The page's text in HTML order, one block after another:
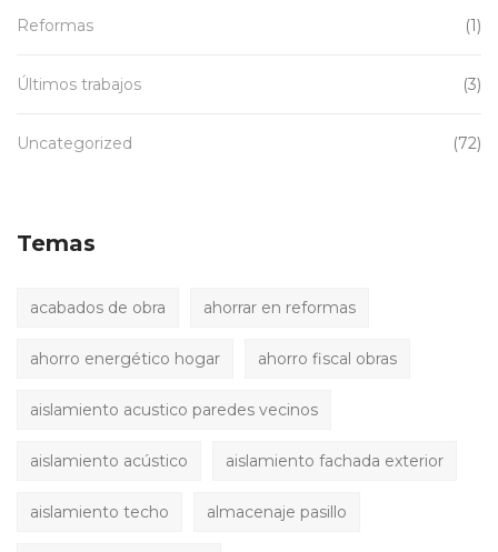
Reformas (1)
Últimos trabajos (3)
Uncategorized (72)
Temas
acabados de obra ahorrar en reformas
ahorro energético hogar ahorro fiscal obras
aislamiento acustico paredes vecinos
aislamiento acústico aislamiento fachada exterior
aislamiento techo almacenaje pasillo